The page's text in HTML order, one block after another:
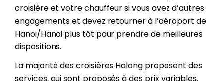
croisière et votre chauffeur si vous avez d’autres
engagements et devez retourner à l’aéroport de
Hanoi/Hanoi plus tôt pour prendre de meilleures
dispositions.
La majorité des croisières Halong proposent des
services, qui sont proposés à des prix variables,